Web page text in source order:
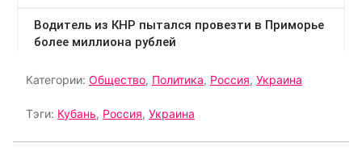
Категории: Общество, Политика, Россия, Украина
Тэги: Кубань, Россия, Украина